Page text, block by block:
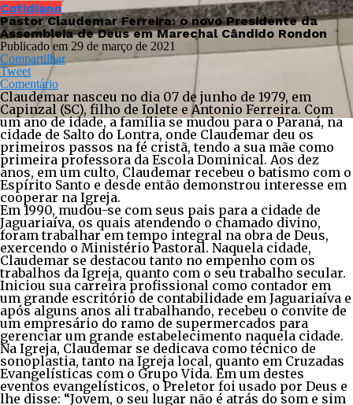
Cotidiano
Pastor Claudemar Ferreira: o novo Presidente da
Assembleia de Deus em Marechal Cândido Rondon
Publicado em 29 de março de 2021
Compartilhar
Tweet
Comentário
Claudemar nasceu no dia 07 de junho de 1979, em
Capinzal (SC), filho de Iolete e Antonio Ferreira. Com
um ano de idade, a família se mudou para o Paraná, na
cidade de Salto do Lontra, onde Claudemar deu os
primeiros passos na fé cristã, tendo a sua mãe como
primeira professora da Escola Dominical. Aos dez
anos, em um culto, Claudemar recebeu o batismo com o
Espírito Santo e desde então demonstrou interesse em
cooperar na Igreja.
Em 1990, mudou-se com seus pais para a cidade de
Jaguariaíva, os quais atendendo o chamado divino,
foram trabalhar em tempo integral na obra de Deus,
exercendo o Ministério Pastoral. Naquela cidade,
Claudemar se destacou tanto no empenho com os
trabalhos da Igreja, quanto com o seu trabalho secular.
Iniciou sua carreira profissional como contador em
um grande escritório de contabilidade em Jaguariaíva e
após alguns anos ali trabalhando, recebeu o convite de
um empresário do ramo de supermercados para
gerenciar um grande estabelecimento naquela cidade.
Na Igreja, Claudemar se dedicava como técnico de
sonoplastia, tanto na Igreja local, quanto em Cruzadas
Evangelísticas com o Grupo Vida. Em um destes
eventos evangelísticos, o Preletor foi usado por Deus e
lhe disse: “Jovem, o seu lugar não é atrás do som e sim